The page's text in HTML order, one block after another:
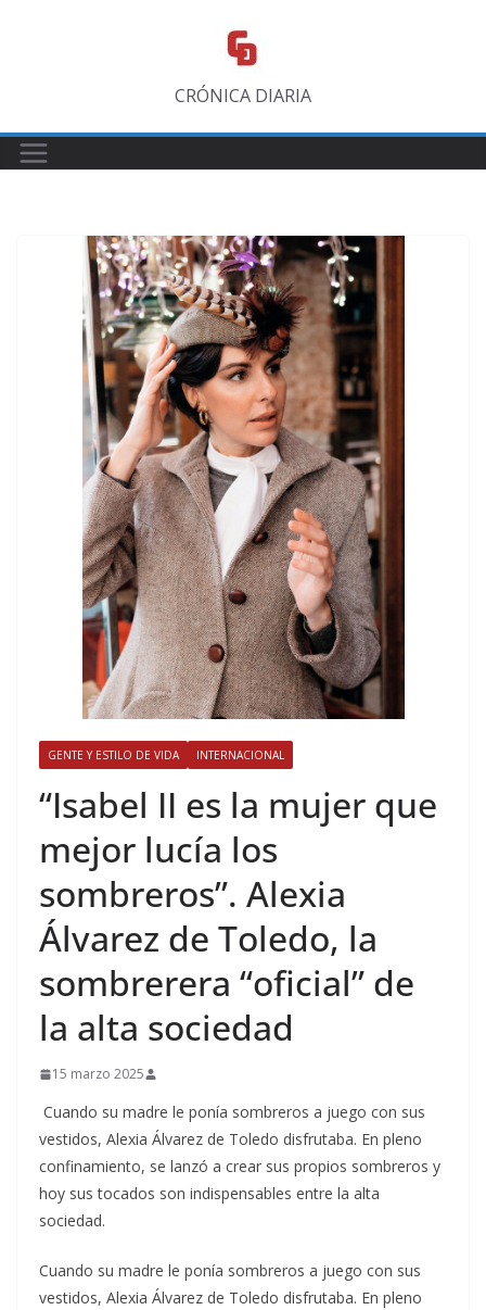
CRÓNICA DIARIA
GENTE Y ESTILO DE VIDA INTERNACIONAL
​“Isabel II es la mujer que
mejor lucía los
sombreros”. Alexia
Álvarez de Toledo, la
sombrerera “oficial” de
la alta sociedad
15 marzo 2025
Cuando su madre le ponía sombreros a juego con sus
vestidos, Alexia Álvarez de Toledo disfrutaba. En pleno
confinamiento, se lanzó a crear sus propios sombreros y
hoy sus tocados son indispensables entre la alta
sociedad.
​Cuando su madre le ponía sombreros a juego con sus
vestidos, Alexia Álvarez de Toledo disfrutaba. En pleno